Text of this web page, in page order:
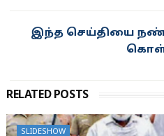
இந்த செய்தியை
RELATED POSTS
SLIDESHOW